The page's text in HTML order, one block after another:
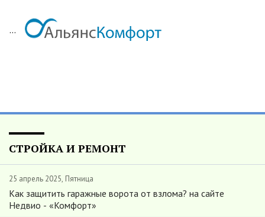
...
СТРОЙКА И РЕМОНТ
25 апрель 2025, Пятница
Как защитить гаражные ворота от взлома? на сайте
Недвио - «Комфорт»